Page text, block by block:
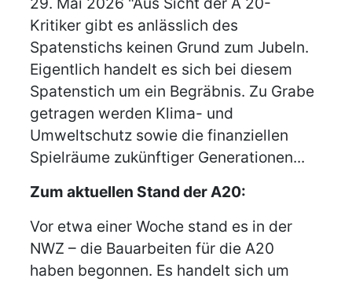
Kritiker gibt es anlässlich des
Spatenstichs keinen Grund zum Jubeln.
Eigentlich handelt es sich bei diesem
Spatenstich um ein Begräbnis. Zu Grabe
getragen werden Klima- und
Umweltschutz sowie die finanziellen
Spielräume zukünftiger Generationen...
Zum aktuellen Stand der A20:
Vor etwa einer Woche stand es in der
NWZ – die Bauarbeiten für die A20
haben begonnen. Es handelt sich um